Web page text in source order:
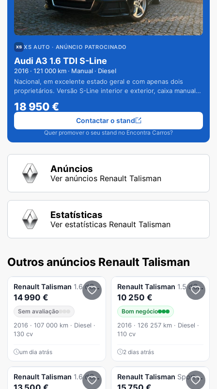
XS AUTO · ANÚNCIO PATROCINADO
Audi A3 1.6 TDI S-Line
2016 · 121 000 km · Manual · Diesel
Nacional, em excelente estado geral e com apenas dois
proprietários. Versão S-Line interior e exterior, caixa manual
18 950€
Quer promover o seu stand no Encontra Carros?
Contactar o stand
Anúncios
Ver anúncios Renault Talisman
Estatísticas
Ver estatísticas Renault Talisman
Outros anúncios Renault Talisman
Renault Talisman 1.6 dCi Executive
14 990 €
Sem avaliação
2016 · 107 000 km · Diesel ·
130 cv
um dia atrás
Renault Talisman 1.5 dCi Zen
10 250 €
Bom negócio
2016 · 126 257 km · Diesel ·
110 cv
2 dias atrás
Renault Talisman 1.6 dCi Energy Intens Renault Talisman Sport Tourer 1.5 dCi Zen